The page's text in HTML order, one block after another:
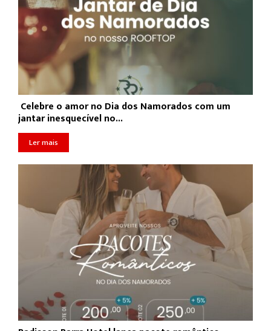
Celebre o amor no Dia dos Namorados com um
jantar inesquecível no...
Ler mais